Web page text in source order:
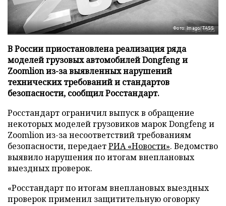
Фото: Imago/TASS
В России приостановлена реализация ряда
моделей грузовых автомобилей Dongfeng и
Zoomlion из-за выявленных нарушений
технических требований и стандартов
безопасности, сообщил Росстандарт.
Росстандарт ограничил выпуск в обращение
некоторых моделей грузовиков марок Dongfeng и
Zoomlion из-за несоответствий требованиям
безопасности, передаетРИА «Новости». Ведомство
выявило нарушения по итогам внеплановых
выездных проверок.
«Росстандарт по итогам внеплановых выездных
проверок применил защитительную оговорку